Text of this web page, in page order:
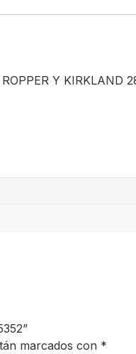
Y KIRKLAND
marcados con *